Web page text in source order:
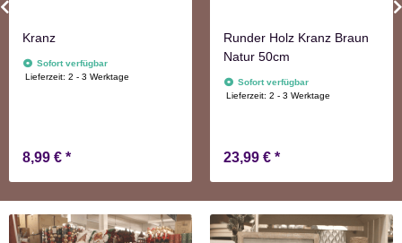
Kranz
Sofort verfügbar
Lieferzeit:2 - 3 Werktage
8,99 € *
Runder Holz Kranz Braun
Natur 50cm
Sofort verfügbar
Lieferzeit:2 - 3 Werktage
23,99 € *